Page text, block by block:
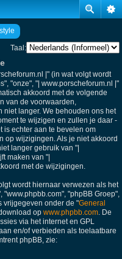
Taal:
|" (in wat volgt wordt
"onze", "| www.porscheforum.nl |"
akkoord met de volgende
van de voorwaarden,
niet langer. We behouden ons het
te wijzigen en zullen je daar -
is echter aan te bevelen om
op wijzigingen. Als je niet akkoord
langer gebruik van "|
maken van "|
met de wijzigingen.
wordt hiernaar verwezen als het
"www.phpbb.com", "phpBB Groep",
vrijgegeven onder de "General
op www.phpbb.com. De
via het internet en GPL
en/of verbieden als toelaatbare
phpBB, zie: